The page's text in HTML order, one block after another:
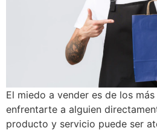
El miedo a vender es de los
enfrentarte a alguien
producto y servicio puede ser